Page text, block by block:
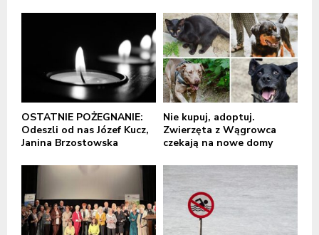
OSTATNIE POŻEGNANIE:
Odeszli od nas Józef Kucz,
Janina Brzostowska
Nie kupuj, adoptuj.
Zwierzęta z Wągrowca
czekają na nowe domy